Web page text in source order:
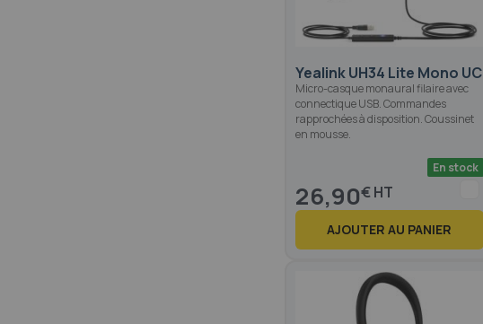
Yealink UH34 Lite Mono UC
Micro-casque monaural filaire avec
connectique USB. Commandes
rapprochées à disposition. Coussinet
en mousse.
En stock
26,90€
AJOUTER AU PANIER